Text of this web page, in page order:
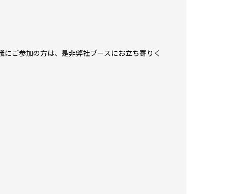
ご参加の方は、是非弊社ブースにお立ち寄りく